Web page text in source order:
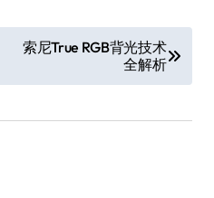
索尼True RGB背光技术
全解析